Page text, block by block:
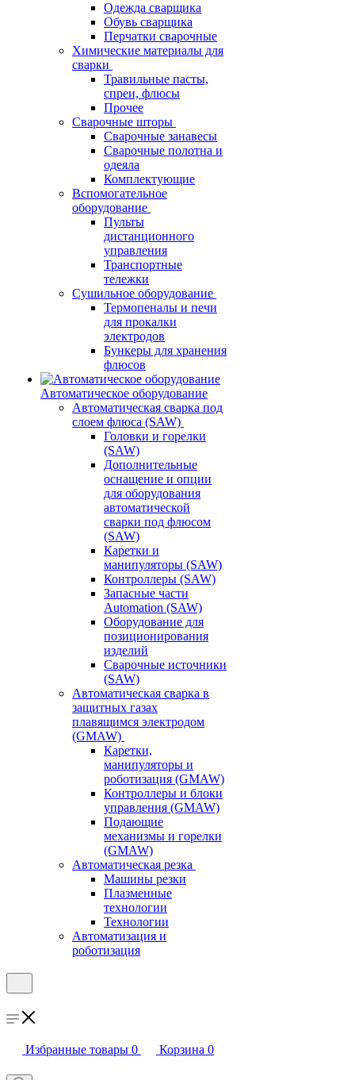
Одежда сварщика
Обувь сварщика
Перчатки сварочные
Химические материалы для
сварки
Травильные пасты,
спреи, флюсы
Прочее
Сварочные шторы
Сварочные занавесы
Сварочные полотна и
одеяла
Комплектующие
Вспомогательное
оборудование
Пульты
дистанционного
управления
Транспортные
тележки
Сушильное оборудование
Термопеналы и печи
для прокалки
электродов
Бункеры для хранения
флюсов
Автоматическое оборудование
Автоматическая сварка под
слоем флюса (SAW)
Головки и горелки
(SAW)
Дополнительные
оснащение и опции
для оборудования
автоматической
сварки под флюсом
(SAW)
Каретки и
манипуляторы (SAW)
Контроллеры (SAW)
Запасные части
Automation (SAW)
Оборудование для
позиционирования
изделий
Сварочные источники
(SAW)
Автоматическая сварка в
защитных газах
плавящимся электродом
(GMAW)
Каретки,
манипуляторы и
роботизация (GMAW)
Контроллеры и блоки
управления (GMAW)
Подающие
механизмы и горелки
(GMAW)
Автоматическая резка
Машины резки
Плазменные
технологии
Технологии
Автоматизация и
роботизация
Избранные товары 0 Корзина 0